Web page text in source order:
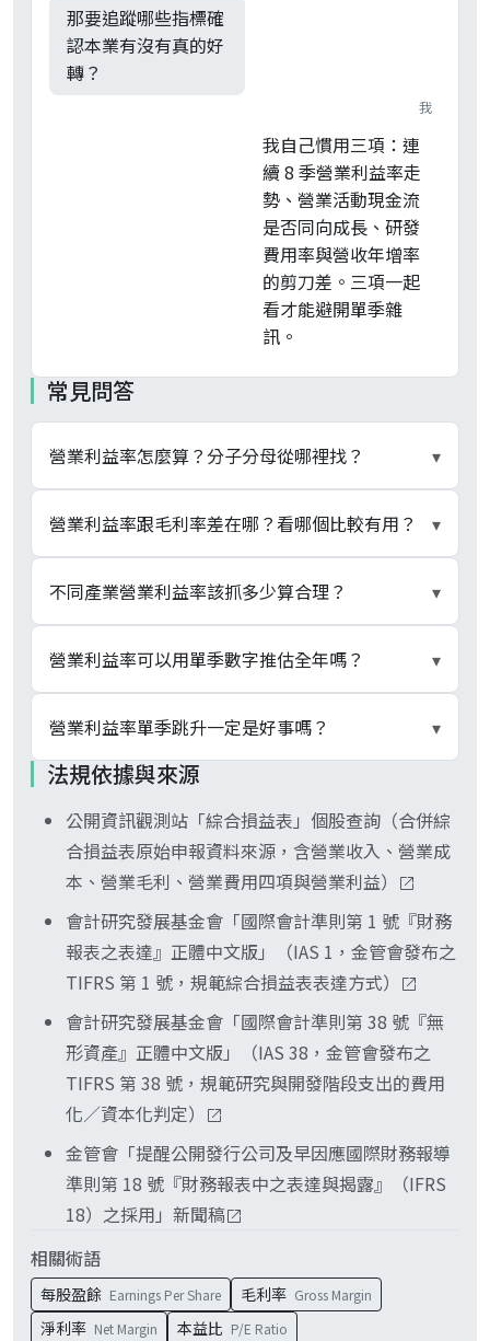
那要追蹤哪些指標確
認本業有沒有真的好
轉？
我
我自己慣用三項：連
續 8 季營業利益率走
勢、營業活動現金流
是否同向成長、研發
費用率與營收年增率
的剪刀差。三項一起
看才能避開單季雜
訊。
常見問答
營業利益率怎麼算？分子分母從哪裡找？ ▾
營業利益率 = 營業利益 ÷ 營業收入。兩個數字都
直接取自合併綜合損益表，營業利益是營業收入扣
除營業成本、推銷費用、管理費用、研究發展費用
原始申報資料可在公開資訊觀測站「綜合損益表」
個股查詢頁面查到，依 IAS 1（金管會發布之
營業利益率跟毛利率差在哪？看哪個比較有用？ ▾
毛利率只扣營業成本（直接料工費），衡量產品定
價力；營業利益率再扣推銷、管理、研發費用以及
預期信用減損損失，衡量本業整體獲利能力。兩者
利。看一檔股票要兩項並用：毛利率穩定但營業利
益率下滑代表費用失控，毛利率下滑但營業利益率
維持代表規模化攤薄費用率。
不同產業營業利益率該抓多少算合理？ ▾
沒有單一答案，產業商業模式決定區間。晶圓代工
30% 至 45%、軟體雲端 20% 至 35%、品牌消費
10% 至 20%、零售流通與電子代工 2% 至 8%、薄
要在同產業同商業模式內比較，並對齊近 5 至 10
年的歷史區間；跨產業比絕對值毫無意義。
營業利益率可以用單季數字推估全年嗎？ ▾
不建議。電子代工旺季集中在第三季、零售旺季集
中在第四季、半導體常見 Q4 高 Q1 低的季節性，
單季營業利益率推年化容易把旺季當常態、淡季當
衰退。比較合理的作法是看連續 4 季滾動營業利益
率，把短期雜訊濾掉；同時搭配營業活動現金流確
認本業獲利品質。
營業利益率單季跳升一定是好事嗎？ ▾
不一定。常見非本業成因：一次性退稅或政府補助
沖回、預期信用減損損失先前過度提列本期回沖、
研發費用資本化比例提高、員工酬勞集中認列他季
造成本季費用基期偏低。要先翻附註與營業費用四
項分項找出跳升來源，再對照營業活動現金流是否
同步成長，才能判斷是真實本業改善還是會計效
應。
法規依據與來源
公開資訊觀測站「綜合損益表」個股查詢（合併綜
合損益表原始申報資料來源，含營業收入、營業成
本、營業毛利、營業費用四項與營業利益）
會計研究發展基金會「國際會計準則第 1 號『財務
報表之表達』正體中文版」（IAS 1，金管會發布之
TIFRS 第 1 號，規範綜合損益表表達方式）
會計研究發展基金會「國際會計準則第 38 號『無
形資產』正體中文版」（IAS 38，金管會發布之
TIFRS 第 38 號，規範研究與開發階段支出的費用
化／資本化判定）
金管會「提醒公開發行公司及早因應國際財務報導
準則第 18 號『財務報表中之表達與揭露』（IFRS
18）之採用」新聞稿
相關術語
每股盈餘 Earnings Per Share 毛利率 Gross Margin
淨利率 Net Margin 本益比 P/E Ratio